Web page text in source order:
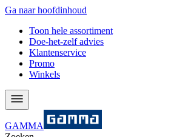
Ga naar hoofdinhoud
Toon hele assortiment
Doe-het-zelf advies
Klantenservice
Promo
Winkels
GAMMA